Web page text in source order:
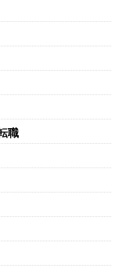
職